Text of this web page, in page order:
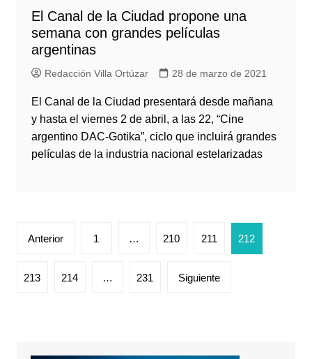
El Canal de la Ciudad propone una
semana con grandes películas
argentinas
Redacción Villa Ortúzar 28 de marzo de 2021
El Canal de la Ciudad presentará desde mañana
y hasta el viernes 2 de abril, a las 22, “Cine
argentino DAC-Gotika”, ciclo que incluirá grandes
películas de la industria nacional estelarizadas
Paginación
entradas
Anterior 1 … 210 211 212
213 214 … 231 Siguiente